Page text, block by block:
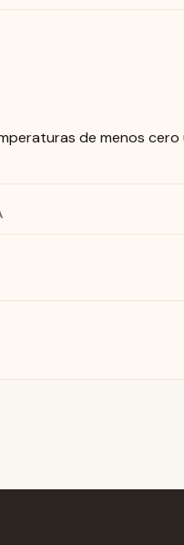
de menos cero